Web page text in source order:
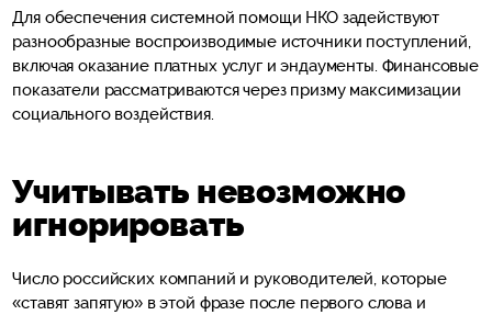
Для обеспечения системной помощи НКО задействуют
разнообразные воспроизводимые источники поступлений,
включая оказание платных услуг и эндаументы. Финансовые
показатели рассматриваются через призму максимизации
социального воздействия.
Учитывать невозможно
игнорировать
Число российских компаний и руководителей, которые
«ставят запятую» в этой фразе после первого слова и